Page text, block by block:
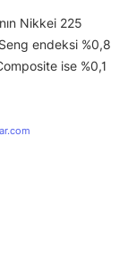
Nikkei 225
endeksi %0,8
ise %0,1